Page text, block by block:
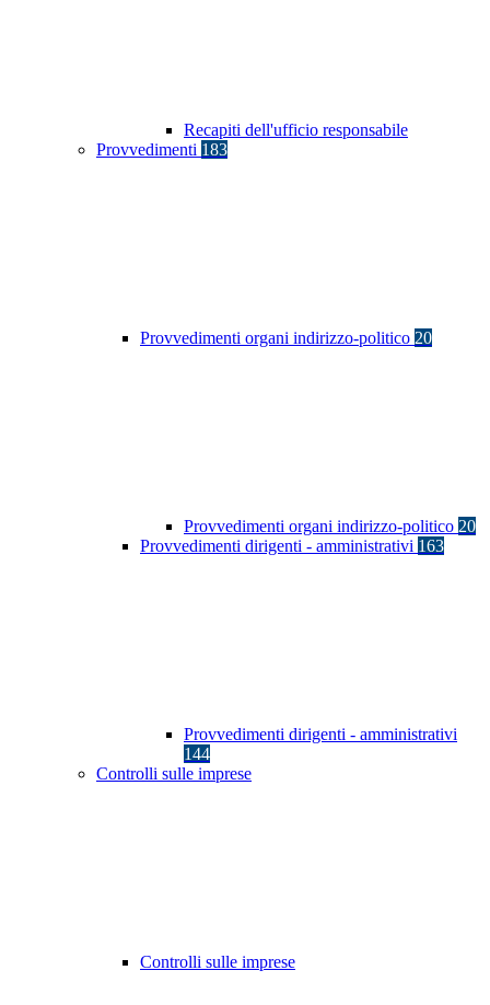
Recapiti dell'ufficio responsabile
Provvedimenti 183
Provvedimenti organi indirizzo-politico 20
Provvedimenti organi indirizzo-politico 20
Provvedimenti dirigenti - amministrativi 163
Provvedimenti dirigenti - amministrativi
144
Controlli sulle imprese
Controlli sulle imprese